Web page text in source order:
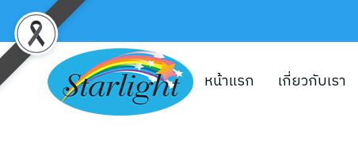
หน้าแรก เกี่ยวกับเรา